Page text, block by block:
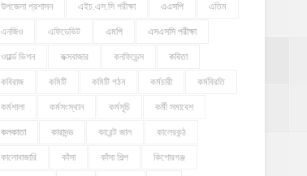
উপজেলা প্রশাসন এইচ.এস.সি পরীক্ষা এএসপি এতিম
এনজিও এফিডেভিট এমপি এসএসসি পরীক্ষা
ওয়ার্ল্ড ভিশন কক্সবাজার কনফিডেন্স কবিতা
কবিরাজ কমিটি কমিটি গঠন কর্মচারী কর্মবিরতি
কর্মশালা কর্মসংস্থান কর্মসূচি কর্মী সমাবেশ
কলকাতা কারাদন্ড কারেন্ট জাল কালেরকন্ঠ
কালোবাজারি কাঁসা কাঁসা শিল্প কিশোরগঞ্জ